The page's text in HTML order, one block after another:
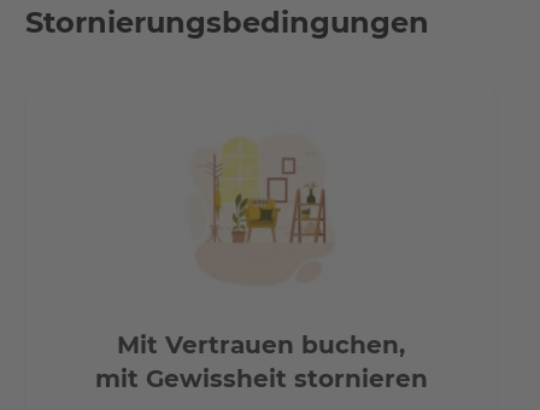
halten nur wenige Meter von dem Gebäudekomplex
Stornierungsbedingungen
Mit Vertrauen buchen,
mit Gewissheit stornieren